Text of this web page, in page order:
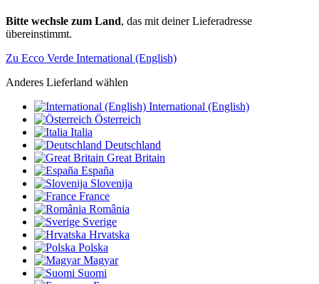
Bitte wechsle zum Land, das mit deiner Lieferadresse
übereinstimmt.
Zu Ecco Verde International (English)
Anderes Lieferland wählen
International (English)
Österreich
Italia
Deutschland
Great Britain
España
Slovenija
France
România
Sverige
Hrvatska
Polska
Magyar
Suomi